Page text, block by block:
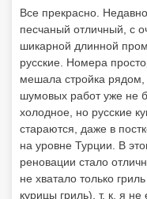
реновации стало
не хватало только
курицы гриль), т. к. я
нормальными
полдник там только
картошка фри. И вино
это я придираюсь, все